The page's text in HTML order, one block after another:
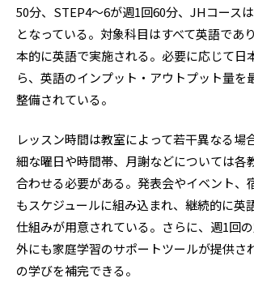
50分、STEP4～6が週1回60分、JHコース
となっている。対象科目はすべて英語であ
本的に英語で実施される。必要に応じて日
ら、英語のインプット・アウトプット量を
整備されている。
レッスン時間は教室によって若干異なる場
細な曜日や時間帯、月謝などについては各
合わせる必要がある。発表会やイベント、
もスケジュールに組み込まれ、継続的に英
仕組みが用意されている。さらに、週1回
外にも家庭学習のサポートツールが提供さ
の学びを補完できる。